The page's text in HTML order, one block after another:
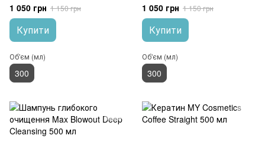
1 050 грн 1 150 грн
Купити
Об'єм (мл)
300
1 050 грн 1 150 грн
Купити
Об'єм (мл)
300